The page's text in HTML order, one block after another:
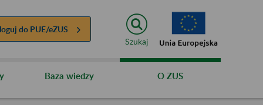
do PUE/eZUS
Szukaj
Baza wiedzy O ZUS